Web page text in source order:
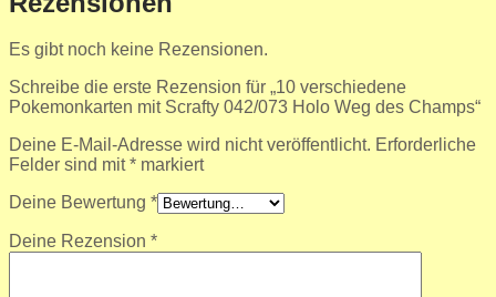
Es gibt noch keine Rezensionen.
Schreibe die erste Rezension für „10 verschiedene
Pokemonkarten mit Scrafty 042/073 Holo Weg des Champs“
Deine E-Mail-Adresse wird nicht veröffentlicht. Erforderliche
Felder sind mit* markiert
Deine Bewertung *
Deine Rezension *